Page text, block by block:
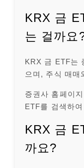
KRX 금
는 걸까요
KRX 금 ETF는
으며, 주식 매매
증권사 홈페이
ETF를 검색하
KRX 금
까요?